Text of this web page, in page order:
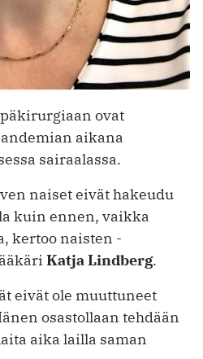
ovat
aikana
sairaalassa.
naiset eivät hakeudu
kuin ennen, vaikka
kertoo naisten
Katja Lindberg.
eivät ole muuttuneet
osastollaan tehdään
aika lailla saman